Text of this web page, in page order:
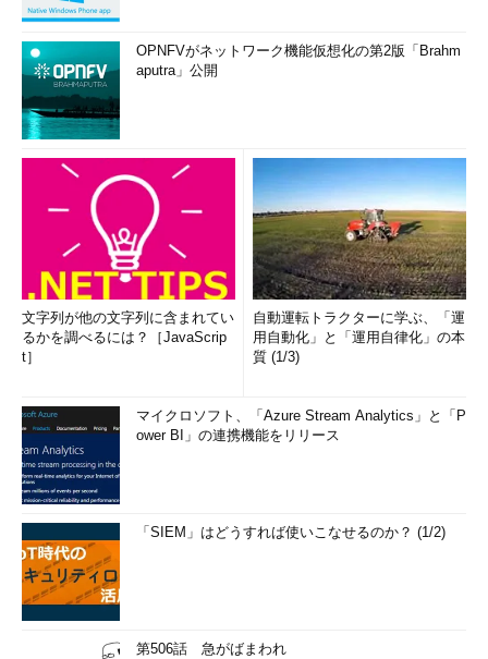
OPNFVがネットワーク機能仮想化の第2版「Brahm
aputra」公開
文字列が他の文字列に含まれてい
るかを調べるには？［JavaScrip
t］
自動運転トラクターに学ぶ、「運
用自動化」と「運用自律化」の本
質 (1/3)
マイクロソフト、「Azure Stream Analytics」と「P
ower BI」の連携機能をリリース
「SIEM」はどうすれば使いこなせるのか？ (1/2)
第506話 急がばまわれ